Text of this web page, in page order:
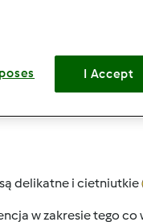
jest na tej
najbardizej lubię w
delikatne i cietniutkie
w zakresie tego co
I Accept